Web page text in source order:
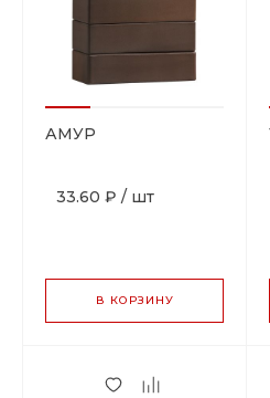
АМУР
33.60 ₽ / шт
В КОРЗИНУ